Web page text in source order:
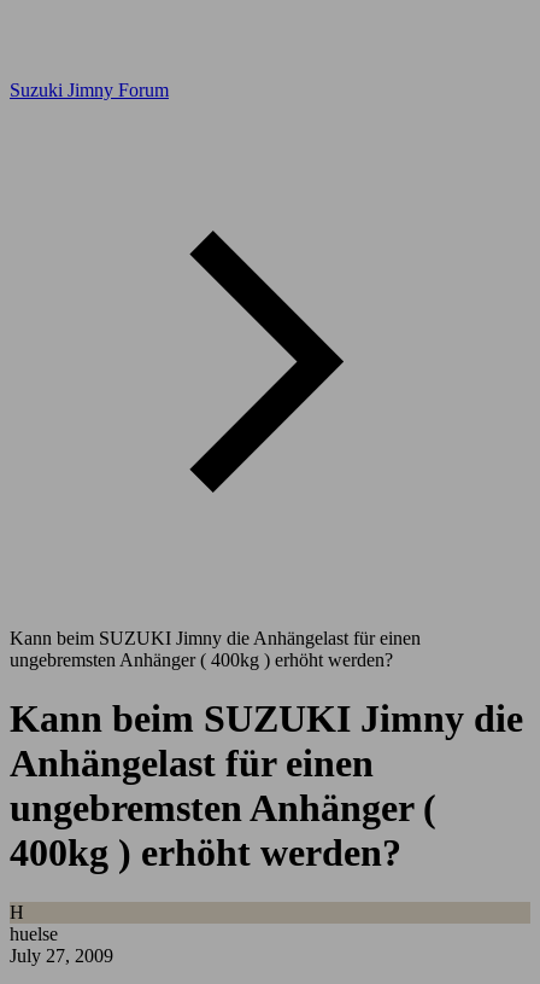
Suzuki Jimny Forum
Kann beim SUZUKI Jimny die Anhängelast für einen
ungebremsten Anhänger ( 400kg ) erhöht werden?
Kann beim SUZUKI Jimny die
Anhängelast für einen
ungebremsten Anhänger (
400kg ) erhöht werden?
H
huelse
July 27, 2009